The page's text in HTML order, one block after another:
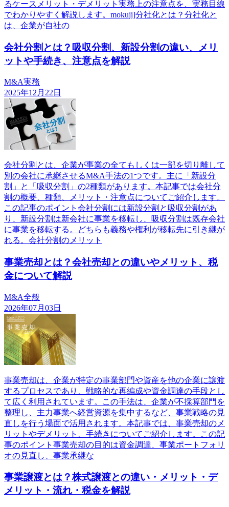
るケースメリット・デメリット実務上の注意点を、実務目線
でわかりやすく解説します。mokuji]分社化とは？分社化と
は、企業が自社の
会社分割とは？吸収分割、新設分割の違い、メリ
ットや手続き、注意点を解説
M&A実務
2025年12月22日
会社分割とは、企業が事業の全てもしくは一部を切り離して
別の会社に承継させるM&A手法の1つです。主に「新設分
割」と「吸収分割」の2種類があります。本記事では会社分
割の概要、種類、メリット・注意点についてご紹介します。
この記事のポイント会社分割には新設分割と吸収分割があ
り、新設分割は新会社に事業を移転し、吸収分割は既存会社
に事業を移転する。どちらも義務や権利が移転先に引き継が
れる。会社分割のメリット
事業売却とは？会社売却との違いやメリット、税
金について解説
M&A全般
2026年07月03日
事業売却は、企業が特定の事業部門や資産を他の企業に譲渡
するプロセスであり、戦略的な再編成や資金調達の手段とし
て広く利用されています。この手法は、企業が不採算部門を
整理し、主力事業へ経営資源を集中するなど、事業戦略の見
直しを行う場面で活用されます。本記事では、事業売却のメ
リットやデメリット、手続きについてご紹介します。この記
事のポイント事業売却の目的は資金調達、事業ポートフォリ
オの見直し、事業承継な
事業譲渡とは？株式譲渡との違い・メリット・デ
メリット・流れ・税金を解説